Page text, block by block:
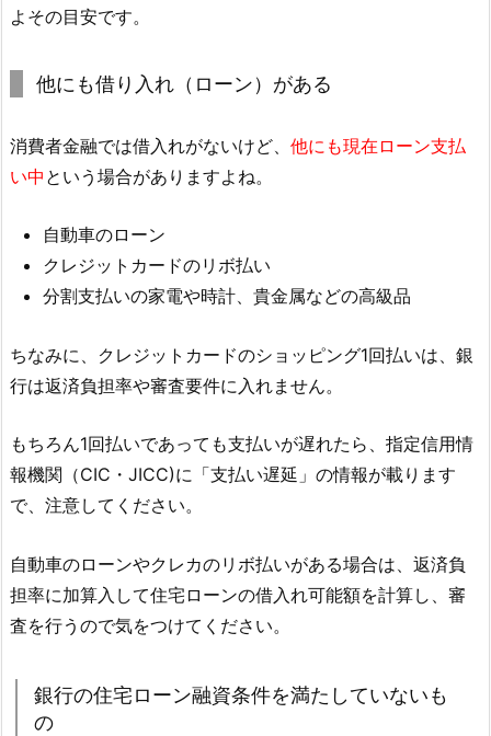
よその目安です。
他にも借り入れ（ローン）がある
消費者金融では借入れがないけど、 他にも現在ローン支払
い中 という場合がありますよね。
自動車のローン
クレジットカードのリボ払い
分割支払いの家電や時計、貴金属などの高級品
ちなみに、クレジットカードのショッピング1回払いは、銀
行は返済負担率や審査要件に入れません。
もちろん1回払いであっても支払いが遅れたら、指定信用情
報機関（CIC・JICC)に「支払い遅延」の情報が載ります
で、注意してください。
自動車のローンやクレカのリボ払いがある場合は、返済負
担率に加算入して住宅ローンの借入れ可能額を計算し、審
査を行うので気をつけてください。
銀行の住宅ローン融資条件を満たしていないも
の